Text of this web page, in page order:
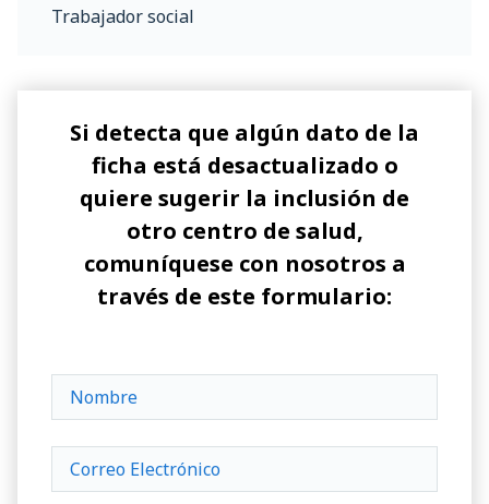
Trabajador social
Si detecta que algún dato de la
ficha está desactualizado o
quiere sugerir la inclusión de
otro centro de salud,
comuníquese con nosotros a
través de este formulario: